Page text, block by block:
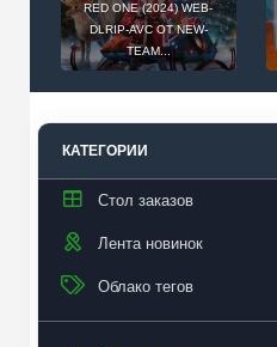
RED ONE (2024) WEB-
DLRIP-AVC ОТ NEW-
TEAM...
КАТЕГОРИИ
Стол заказов
Лента новинок
Облако тегов